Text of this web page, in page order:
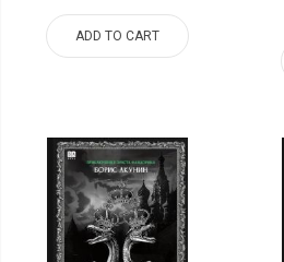
ADD TO CART